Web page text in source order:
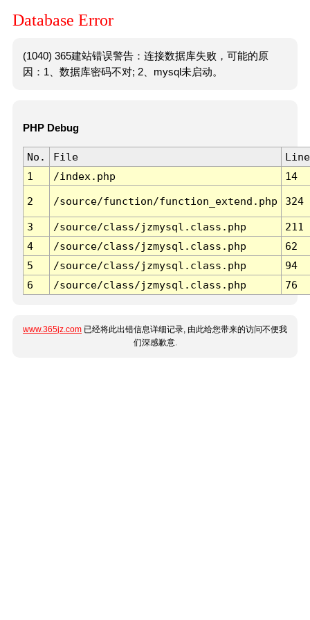
Database Error
(1040) 365建站错误警告：连接数据库失败，可能的原
因：1、数据库密码不对; 2、mysql未启动。
PHP Debug
No. File
Line
1
/index.php 14
2 /source/function/function_extend.php 324
3 /source/class/jzmysql.class.php
211
4
/source/class/jzmysql.class.php
62
5
/source/class/jzmysql.class.php
94
6
/source/class/jzmysql.class.php 76
www.365jz.com 已经将此出错信息详细记录, 由此给您带来的访问不便我
们深感歉意.